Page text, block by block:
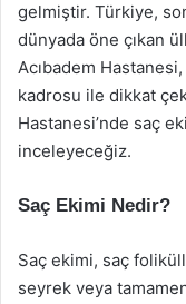
gelmiştir. Türkiye,
dünyada öne çıkan
Acıbadem
kadrosu ile dikkat
Hastanesi’nde saç
inceleyeceğiz.
Saç Ekimi Nedir?
Saç ekimi, saç
seyrek veya